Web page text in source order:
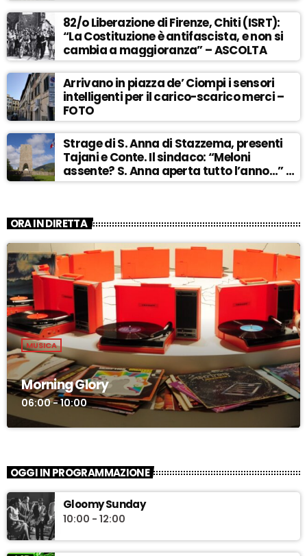
82/o Liberazione di Firenze, Chiti (ISRT):
“La Costituzione è antifascista, e non si
cambia a maggioranza” – ASCOLTA
Arrivano in piazza de’ Ciompi i sensori
intelligenti per il carico-scarico merci –
FOTO
Strage di S. Anna di Stazzema, presenti
Tajani e Conte. Il sindaco: “Meloni
assente? S. Anna aperta tutto l’anno…” –
ASCOLTA
ORA IN DIRETTA
MUSICA
Morning Glory
06:00 - 10:00
OGGI IN PROGRAMMAZIONE
Gloomy Sunday
10:00 - 12:00